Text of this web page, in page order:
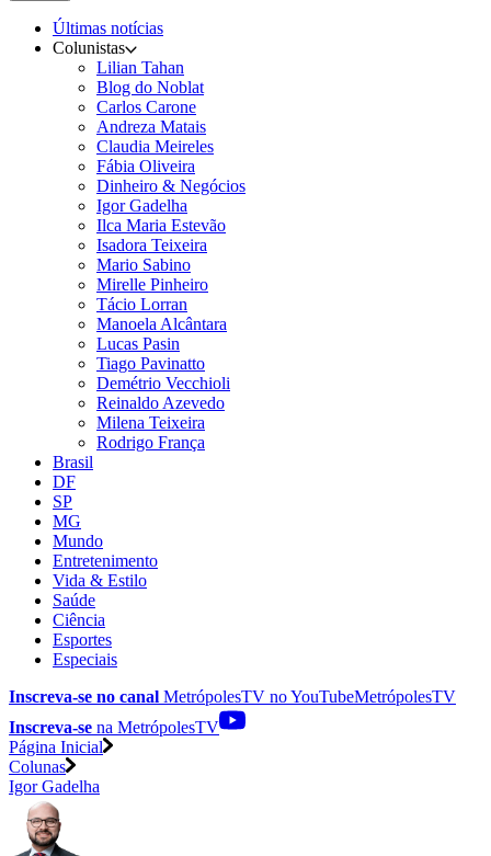
Últimas notícias
Colunistas
Lilian Tahan
Blog do Noblat
Carlos Carone
Andreza Matais
Claudia Meireles
Fábia Oliveira
Dinheiro & Negócios
Igor Gadelha
Ilca Maria Estevão
Isadora Teixeira
Mario Sabino
Mirelle Pinheiro
Tácio Lorran
Manoela Alcântara
Lucas Pasin
Tiago Pavinatto
Demétrio Vecchioli
Reinaldo Azevedo
Milena Teixeira
Rodrigo França
Brasil
DF
SP
MG
Mundo
Entretenimento
Vida & Estilo
Saúde
Ciência
Esportes
Especiais
Inscreva-se no canal MetrópolesTV noYouTubeMetrópolesTV
Inscreva-se na MetrópolesTV
Página Inicial
Colunas
Igor Gadelha